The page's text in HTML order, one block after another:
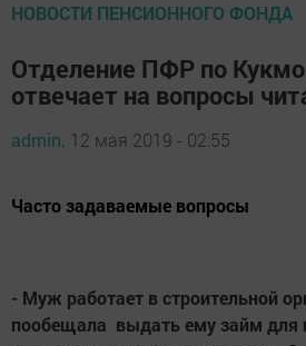
НОВОСТИ ПЕНСИОННОГО ФОНДА
Отделение ПФР по
отвечает на вопросы
admin, 12 мая 2019 - 02:55
Часто задаваемые вопросы
- Муж работает в строительной
пообещала выдать ему займ для